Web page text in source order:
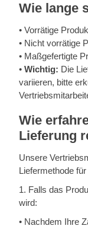
Wie lange
• Vorrätige
• Nicht vorrätige
• Maßgefertigte
• Wichtig: Die
variieren, bitte
Wie
Lieferung
Unsere
Liefermethode
1. Falls das
wird:
• Nachdem Ihre